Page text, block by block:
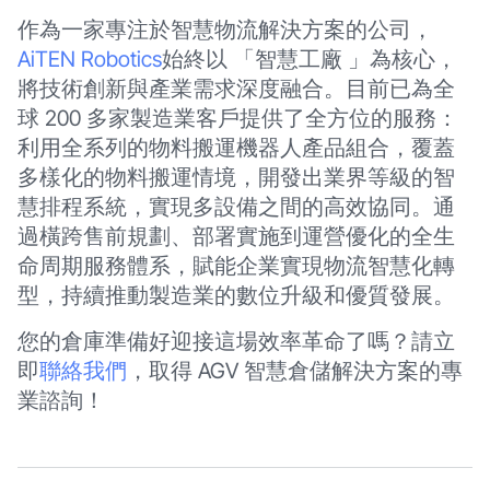
作為一家專注於智慧物流解決方案的公司，
AiTEN Robotics始終以 「智慧工廠 」為核心，
將技術創新與產業需求深度融合。目前已為全
球 200 多家製造業客戶提供了全方位的服務：
利用全系列的物料搬運機器人產品組合，覆蓋
多樣化的物料搬運情境，開發出業界等級的智
慧排程系統，實現多設備之間的高效協同。通
過橫跨售前規劃、部署實施到運營優化的全生
命周期服務體系，賦能企業實現物流智慧化轉
型，持續推動製造業的數位升級和優質發展。
您的倉庫準備好迎接這場效率革命了嗎？請立
即聯絡我們 ，取得 AGV 智慧倉儲解決方案的專
業諮詢！